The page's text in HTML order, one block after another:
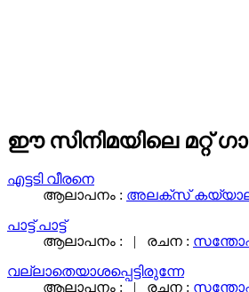
ഈ സിനിമയിലെ മറ്റ്
എട്ടടി വീരനെ
ആലാപനം : അലക്സ്
പാട്ട് പാട്ട്
ആലാപനം : | രചന :
വല്ലാതെയാശപ്പെട്ടിരുന്നേ
ആലാപനം : | രചന :